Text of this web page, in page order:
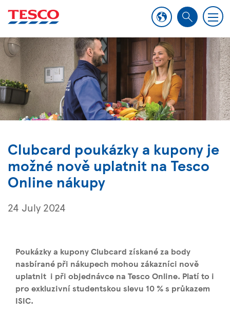
S
M
e
n
u
Clubcard poukázky a kupony je
možné nově uplatnit na Tesco
Online nákupy
24 July 2024
Poukázky a kupony Clubcard získané za body
nasbírané při nákupech mohou zákazníci nově
uplatnit i při objednávce na Tesco Online. Platí to i
pro exkluzivní studentskou slevu 10 % s průkazem
ISIC.